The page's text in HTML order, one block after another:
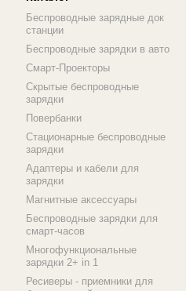
Беспроводные зарядные док
станции
Беспроводные зарядки в авто
Смарт-Проекторы
Скрытые беспроводные
зарядки
Повербанки
Стационарные беспроводные
зарядки
Адаптеры и кабели для
зарядки
Магнитные аксессуары
Беспроводные зарядки для
смарт-часов
Многофункциональные
зарядки 2+ in 1
Ресиверы - приемники для